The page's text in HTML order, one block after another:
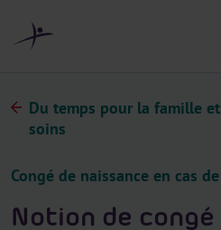
Du temps pour la famille
soins
Congé de naissance en cas
Notion de